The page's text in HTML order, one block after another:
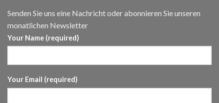
Senden Sie uns eine Nachricht oder abonnieren Sie unseren
monatlichen Newsletter
Your Name (required)
Your Email (required)